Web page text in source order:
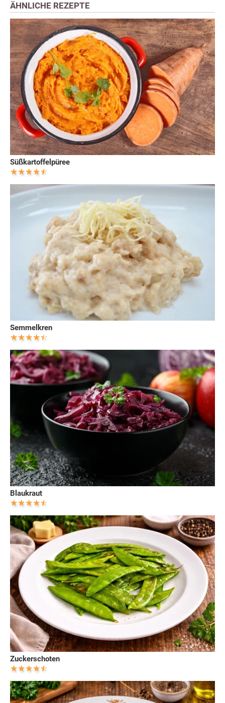
ÄHNLICHE REZEPTE
Süßkartoffelpüree
Semmelkren
Blaukraut
Zuckerschoten